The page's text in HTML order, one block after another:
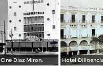
Cine Diaz Miron.